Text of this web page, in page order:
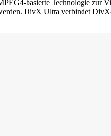
basierte Technologie zur
DivX Ultra verbindet